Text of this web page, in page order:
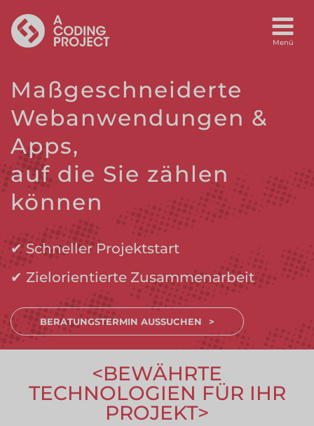
Maßgeschneiderte
Webanwendungen &
Apps,
auf die Sie zählen
können
✔ Schneller Projektstart
✔ Zielorientierte Zusammenarbeit
BERATUNGSTERMIN AUSSUCHEN
BEWÄHRTE
TECHNOLOGIEN FÜR IHR
PROJEKT